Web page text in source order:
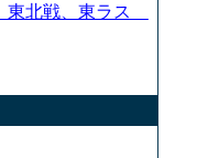
東北戦、東ラス